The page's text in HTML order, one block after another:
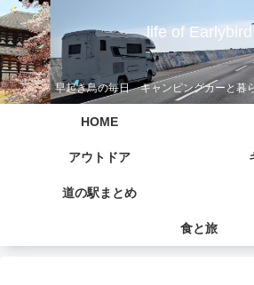
life of Earlybird
早起き鳥の毎日 キャンピングカーと暮
HOME
アウトドア
道の駅まとめ
食と旅